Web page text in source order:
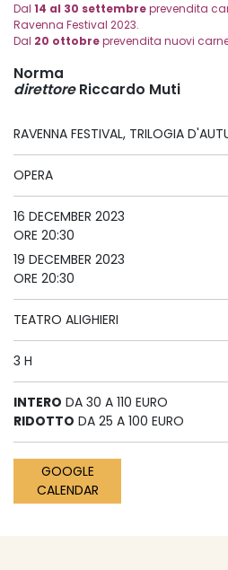
Dal 14 al 30 settembreprevendita
Ravenna Festival 2023.
Dal 20 ottobreprevendita nuovi
Norma
direttoreRiccardo Muti
RAVENNA FESTIVAL, TRILOGIA
OPERA
16 DECEMBER 2023
ORE 20:30
19 DECEMBER 2023
ORE 20:30
TEATRO ALIGHIERI
3 H
INTERO DA 30 A 110 EURO
RIDOTTO DA 25 A 100 EURO
GOOGLE
CALENDAR